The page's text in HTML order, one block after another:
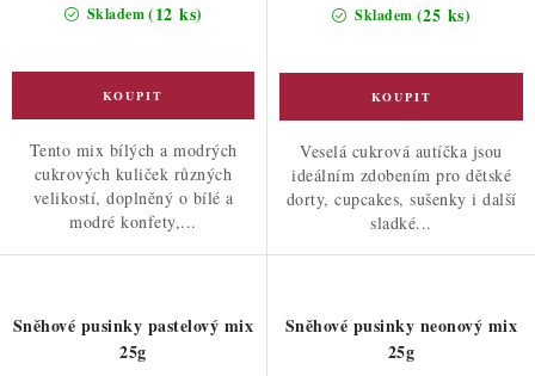
Skladem(12 ks)
Tento mix bílých a modrých
cukrových kuliček různých
velikostí, doplněný o bílé a
modré konfety,...
Skladem (25 ks)
Veselá cukrová autíčka jsou
ideálním zdobením pro dětské
dorty, cupcakes, sušenky i další
sladké...
Sněhové pusinky pastelový mix
25g
Sněhové pusinky neonový mix
25g